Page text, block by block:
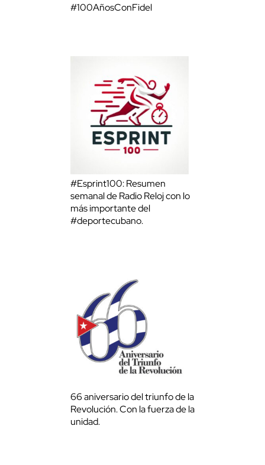
#100AñosConFidel
#Esprint100: Resumen
semanal de Radio Reloj con lo
más importante del
#deportecubano.
66 aniversario del triunfo de la
Revolución. Con la fuerza de la
unidad.